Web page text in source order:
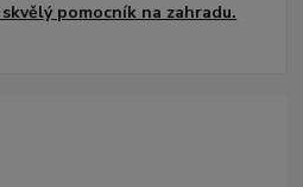
pomocník na zahradu.